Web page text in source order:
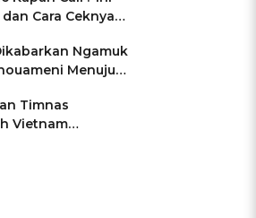
Cara Ceknya
Ngamuk
Menuju
Timnas
Vietnam
di Pakansari